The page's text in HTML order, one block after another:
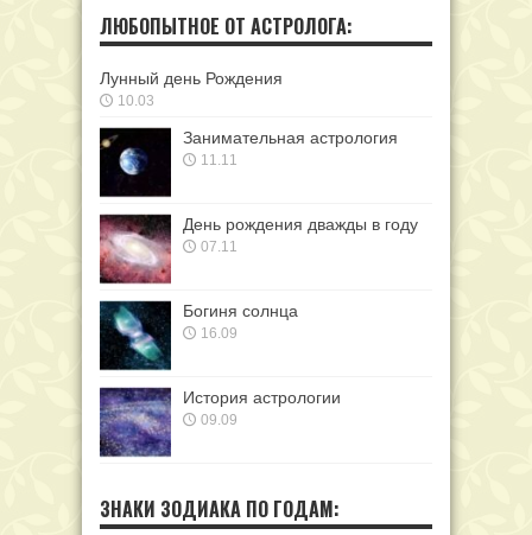
ЛЮБОПЫТНОЕ ОТ АСТРОЛОГА:
Лунный день Рождения
10.03
Занимательная астрология
11.11
День рождения дважды в году
07.11
Богиня солнца
16.09
История астрологии
09.09
ЗНАКИ ЗОДИАКА ПО ГОДАМ: